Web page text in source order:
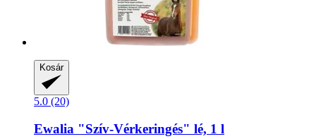
Kosár
5.0 (20)
Ewalia "Szív-​Vérkeringés" lé, 1 l